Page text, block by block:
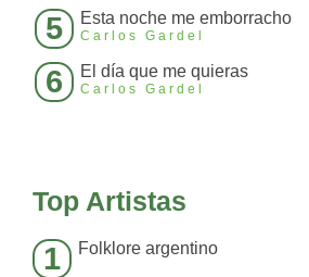
5 Esta noche me emborracho
Carlos Gardel
6 El día que me quieras
Carlos Gardel
Top Artistas
1 Folklore argentino